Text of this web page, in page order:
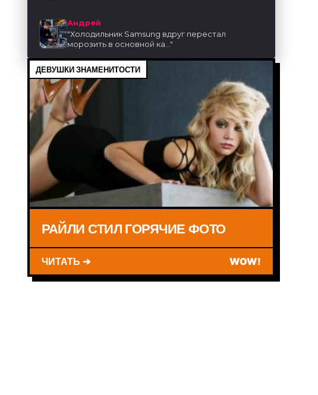
Андрей
"Холодильник Samsung вдруг перестал
морозить в основной ка..."
ДЕВУШКИ ЗНАМЕНИТОСТИ
РАЙЛИ СТИЛ ГОРЯЧИЕ ФОТО
ЧИТАТЬ ➔ WOW!